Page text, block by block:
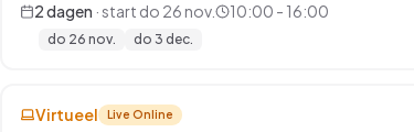
2dagen · start do 26 nov. 10:00 - 16:00
do 26 nov. do 3 dec.
Virtueel Live Online